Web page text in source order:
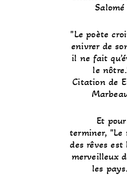
Salomé
Le poète
enivrer de
il ne fait
le nôtre.
Citation de
Et pour
terminer,
Le
des rêves est
merveilleux
les pays.